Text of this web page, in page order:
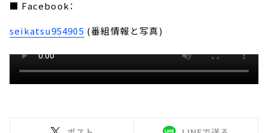
■ Facebook：
seikatsu954905 (番組情報と写真)